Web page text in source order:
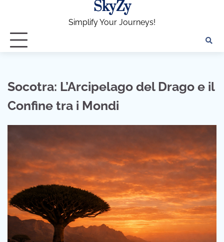
SkyZy
Simplify Your Journeys!
Socotra: L’Arcipelago del Drago e il
Confine tra i Mondi